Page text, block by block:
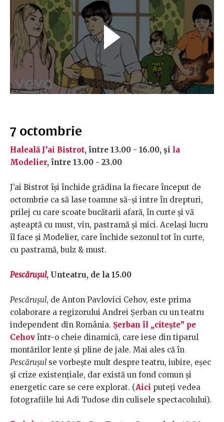
7 octombrie
Haleală J’ai Bistrot, între 13.00 - 16.00, şi la
Modelier, între 13.00 - 23.00
J’ai Bistrot îşi închide grădina la fiecare început de
octombrie ca să lase toamne să-şi intre în drepturi,
prilej cu care scoate bucătarii afară, în curte şi vă
aşteaptă cu must, vin, pastramă și mici. Acelaşi lucru
îl face şi Modelier, care închide sezonul tot în curte,
cu pastramă, bulz & must.
Pescărușul, Unteatru, de la 15.00
Pescărușul, de Anton Pavlovici Cehov, este prima
colaborare a regizorului Andrei Șerban cu un teatru
independent din România. Șerban îl „citește” pe
Cehov într-o cheie dinamică, care iese din tiparul
montărilor lente și pline de jale. Mai ales că în
Pescărușul se vorbește mult despre teatru, iubire, eșec
și crize existențiale, dar există un fond comun și
energetic care se cere explorat. (Aici puteţi vedea
fotografiile lui Adi Tudose din culisele spectacolului).